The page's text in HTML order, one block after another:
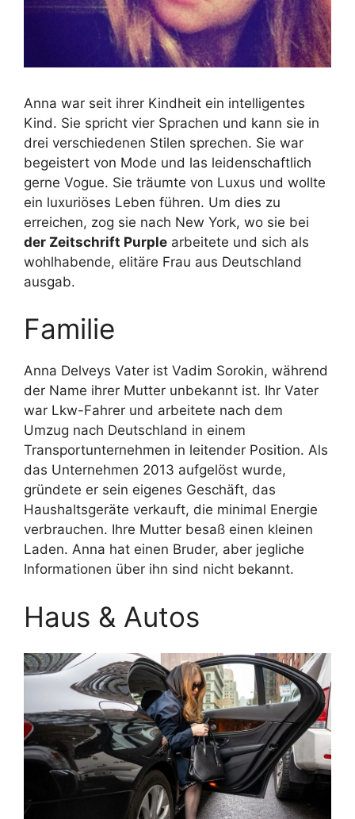
Anna war seit ihrer Kindheit ein intelligentes
Kind. Sie spricht vier Sprachen und kann sie in
drei verschiedenen Stilen sprechen. Sie war
begeistert von Mode und las leidenschaftlich
gerne Vogue. Sie träumte von Luxus und wollte
ein luxuriöses Leben führen. Um dies zu
erreichen, zog sie nach New York, wo sie bei
der Zeitschrift Purple arbeitete und sich als
wohlhabende, elitäre Frau aus Deutschland
ausgab.
Familie
Anna Delveys Vater ist Vadim Sorokin, während
der Name ihrer Mutter unbekannt ist. Ihr Vater
war Lkw-Fahrer und arbeitete nach dem
Umzug nach Deutschland in einem
Transportunternehmen in leitender Position. Als
das Unternehmen 2013 aufgelöst wurde,
gründete er sein eigenes Geschäft, das
Haushaltsgeräte verkauft, die minimal Energie
verbrauchen. Ihre Mutter besaß einen kleinen
Laden. Anna hat einen Bruder, aber jegliche
Informationen über ihn sind nicht bekannt.
Haus & Autos